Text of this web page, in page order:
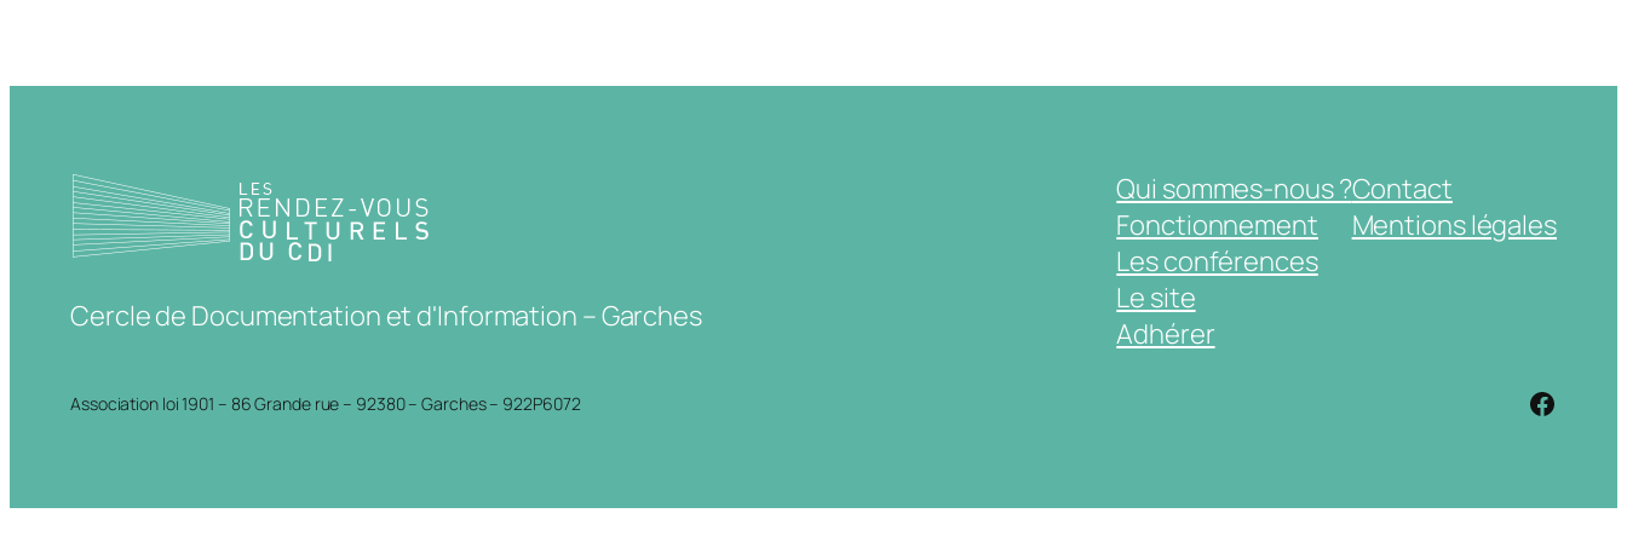
Cercle de Documentation et d'Information – Garches
Qui sommes-nous ?
Fonctionnement
Les conférences
Le site
Adhérer
Contact
Mentions légales
Association loi 1901 – 86 Grande rue – 92380 – Garches – 922P6072